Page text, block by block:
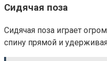
Сидячая поза
Сидячая поза играет
спину прямой и